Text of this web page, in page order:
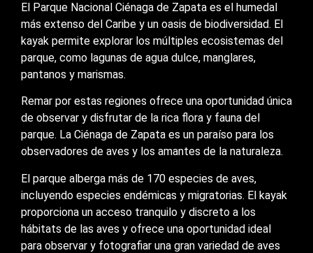
El Parque Nacional Ciénaga de Zapata es el humedal
más extenso del Caribe y un oasis de biodiversidad. El
kayak permite explorar los múltiples ecosistemas del
parque, como lagunas de agua dulce, manglares,
pantanos y marismas.
Remar por estas regiones ofrece una oportunidad única
de observar y disfrutar de la rica flora y fauna del
parque. La Ciénaga de Zapata es un paraíso para los
observadores de aves y los amantes de la naturaleza.
El parque alberga más de 170 especies de aves,
incluyendo especies endémicas y migratorias. El kayak
proporciona un acceso tranquilo y discreto a los
hábitats de las aves y ofrece una oportunidad ideal
para observar y fotografiar una gran variedad de aves